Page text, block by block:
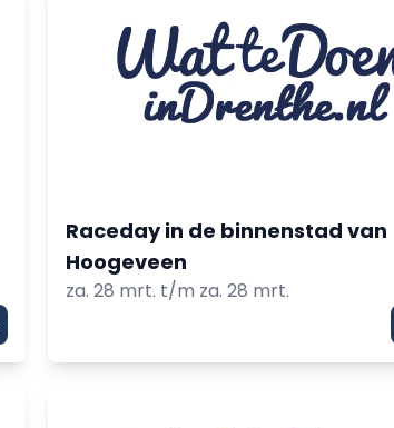
Raceday in de binnenstad van
Hoogeveen
za. 28 mrt. t/m za. 28 mrt.